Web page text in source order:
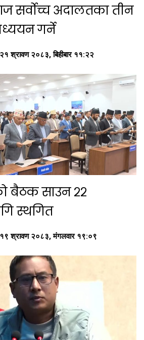
सर्वोच्च अदालतका तीन
गर्ने
२१ श्रावण २०८३, बिहीबार ११:२२
बैठक साउन २२
स्थगित
१९ श्रावण २०८३, मंगलवार १९:०९